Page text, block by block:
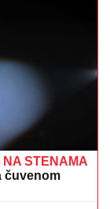
KONTROLI
TEŠKO"
iz "Laze"
joj se sada
RASKOŠNOJ